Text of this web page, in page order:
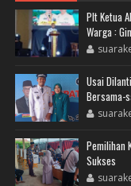
Plt Ketua
Warga :
Usai
Bersama-
Pemilihan
Sukses